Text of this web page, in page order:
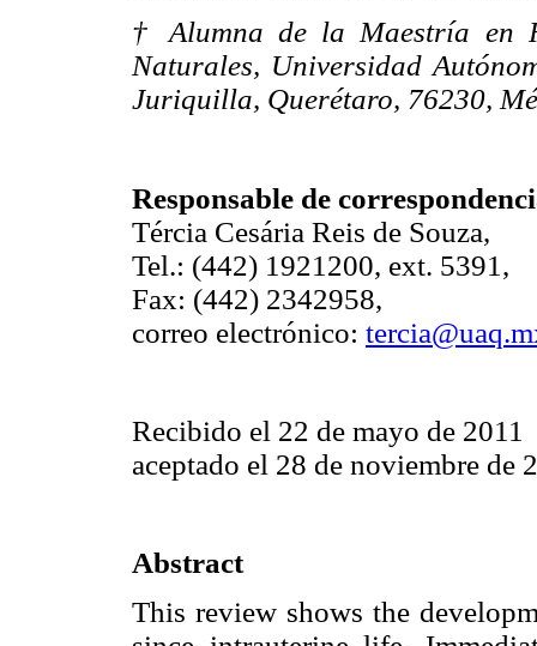
† Alumna de la Maestría en
Naturales, Universidad
Juriquilla, Querétaro, 76230,
Responsable de
Tércia Cesária Reis de Souza,
Tel.: (442) 1921200, ext. 5391,
Fax: (442) 2342958,
correo electrónico:
Recibido el 22 de mayo de 2011
aceptado el 28 de noviembre de
Abstract
This review shows the